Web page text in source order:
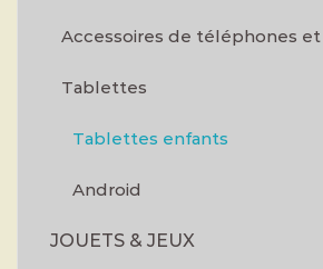
Accessoires de téléphones
Tablettes
Tablettes enfants
Android
JOUETS & JEUX